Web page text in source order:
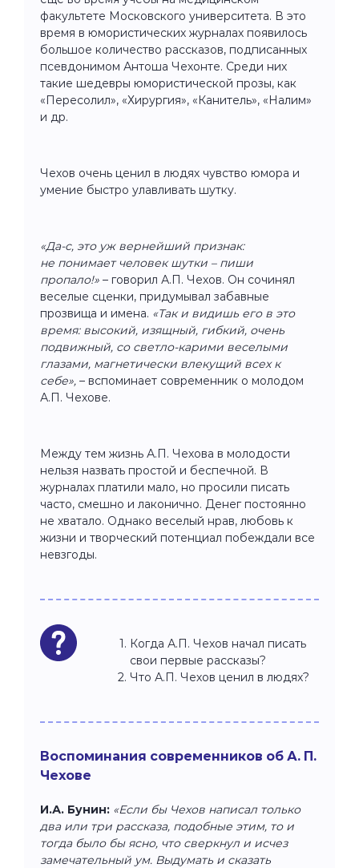
факультете Московского университета. В это
время в юмористических журналах появилось
большое количество рассказов, подписанных
псевдонимом Антоша Чехонте. Среди них
такие шедевры юмористической прозы, как
«Пересолил», «Хирургия», «Канитель», «Налим»
и др.
Чехов очень ценил в людях чувство юмора и
умение быстро улавливать шутку.
«Да-с, это уж вернейший признак:
не понимает человек шутки – пиши
пропало!» – говорил А.П. Чехов. Он сочинял
веселые сценки, придумывал забавные
прозвища и имена. «Так и видишь его в это
время: высокий, изящный, гибкий, очень
подвижный, со светло-карими веселыми
глазами, магнетически влекущий всех к
себе», – вспоминает современник о молодом
А.П. Чехове.
Между тем жизнь А.П. Чехова в молодости
нельзя назвать простой и беспечной. В
журналах платили мало, но просили писать
часто, смешно и лаконично. Денег постоянно
не хватало. Однако веселый нрав, любовь к
жизни и творческий потенциал побеждали все
невзгоды.
Когда А.П. Чехов начал писать
свои первые рассказы?
Что А.П. Чехов ценил в людях?
Воспоминания современников об А. П.
Чехове
И.А. Бунин: «Если бы Чехов написал только
два или три рассказа, подобные этим, то и
тогда было бы ясно, что сверкнул и исчез
замечательный ум. Выдумать и сказать